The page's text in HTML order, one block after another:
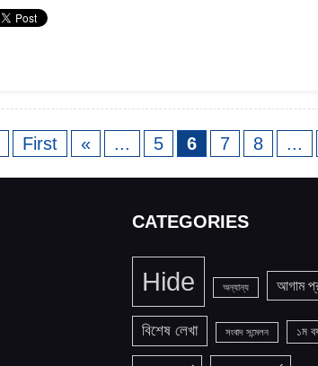
First « ... 5 6 7 8 ...
CATEGORIES
Hide অন্যান্য আগাম
বিশেষ লেখা সংবাদ সন্মেলন ১ম